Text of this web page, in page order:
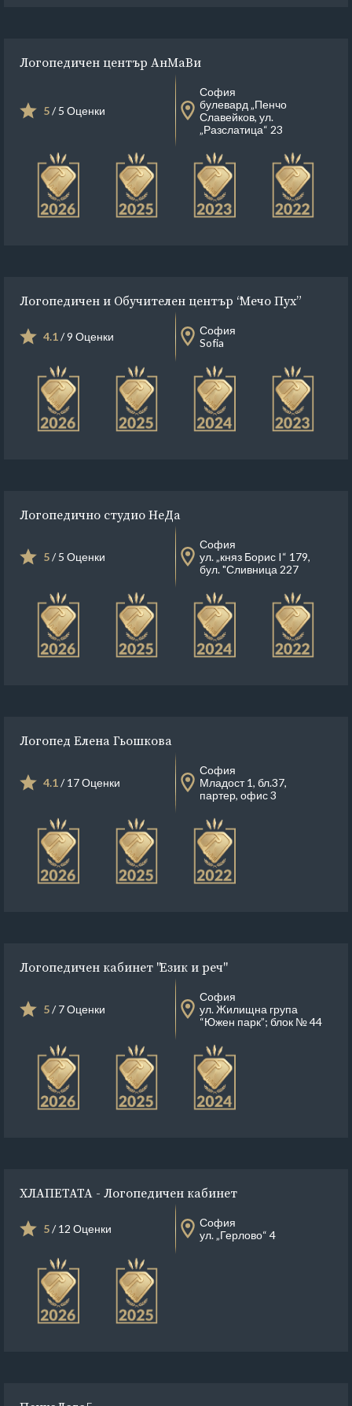
Логопедичен център АнМаВи
5/ 5 Оценки
София
булевард „Пенчо
Славейков, ул.
„Разслатица“ 23
Логопедичен и Обучителен център “Мечо Пух”
4.1/ 9 Оценки
София
Sofia
Логопедично студио НеДа
5/ 5 Оценки
София
ул. „княз Борис I“ 179,
бул. "Сливница 227
Логопед Елена Гьошкова
4.1/ 17 Оценки
София
Младост 1, бл.37,
партер, офис 3
Логопедичен кабинет "Език и реч"
5/ 7 Оценки
София
ул. Жилищна група
“Южен парк”; блок № 44
ХЛАПЕТАТА - Логопедичен кабинет
5/ 12 Оценки
София
ул. „Герлово“ 4